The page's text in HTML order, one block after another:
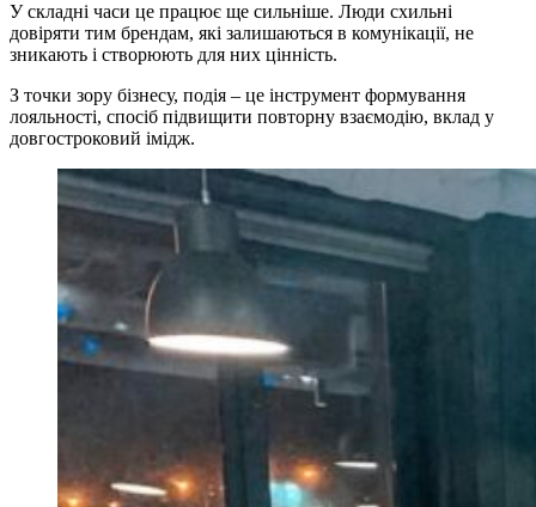
У складні часи це працює ще сильніше. Люди схильні
довіряти тим брендам, які залишаються в комунікації, не
зникають і створюють для них цінність.
З точки зору бізнесу, подія – це інструмент формування
лояльності, спосіб підвищити повторну взаємодію, вклад у
довгостроковий імідж.